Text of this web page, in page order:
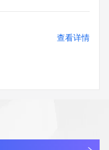
查看详情
查看详情